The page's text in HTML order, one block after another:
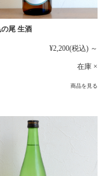
尾 生酒
¥2,200(税込) ～
在庫 ×
商品を見る